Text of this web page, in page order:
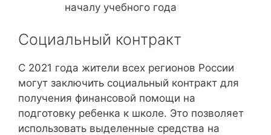
началу учебного года
Социальный контракт
С 2021 года жители всех регионов России
могут заключить социальный контракт для
получения финансовой помощи на
подготовку ребенка к школе. Это позволяет
использовать выделенные средства на